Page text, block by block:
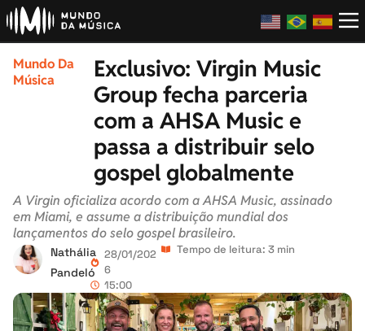
Mundo Da
Música
Exclusivo: Virgin Music
Group fecha parceria
com a AHSA Music e
passa a distribuir selo
gospel globalmente
A Virgin oficializa acordo com a AHSA Music, assinado
em Miami, e assume a distribuição mundial dos
lançamentos do selo gospel brasileiro.
Nathália
Pandeló
28/01/202
6
15:00
Tempo de leitura: 3 min